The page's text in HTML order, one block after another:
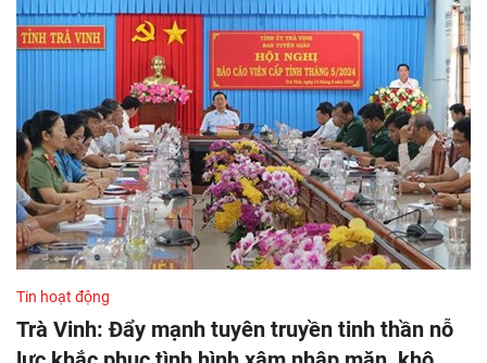
Tin hoạt động
Trà Vinh: Đẩy mạnh tuyên truyền tinh thần nỗ